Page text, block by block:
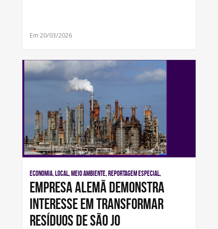
Em 20/03/2026
Economia, Local, Meio Ambiente, Reportagem Especial,
Empresa alemã demonstra
interesse em transformar
resíduos de São Jo